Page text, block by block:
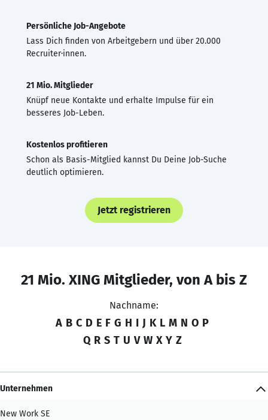
Persönliche Job-Angebote
Lass Dich finden von Arbeitgebern und über 20.000
Recruiter·innen.
21 Mio. Mitglieder
Knüpf neue Kontakte und erhalte Impulse für ein
besseres Job-Leben.
Kostenlos profitieren
Schon als Basis-Mitglied kannst Du Deine Job-Suche
deutlich optimieren.
Jetzt registrieren
21 Mio. XING Mitglieder, von A bis Z
Nachname:
A B C D E F G H I J K L M N O P
Q R S T U V W X Y Z
Unternehmen
New Work SE